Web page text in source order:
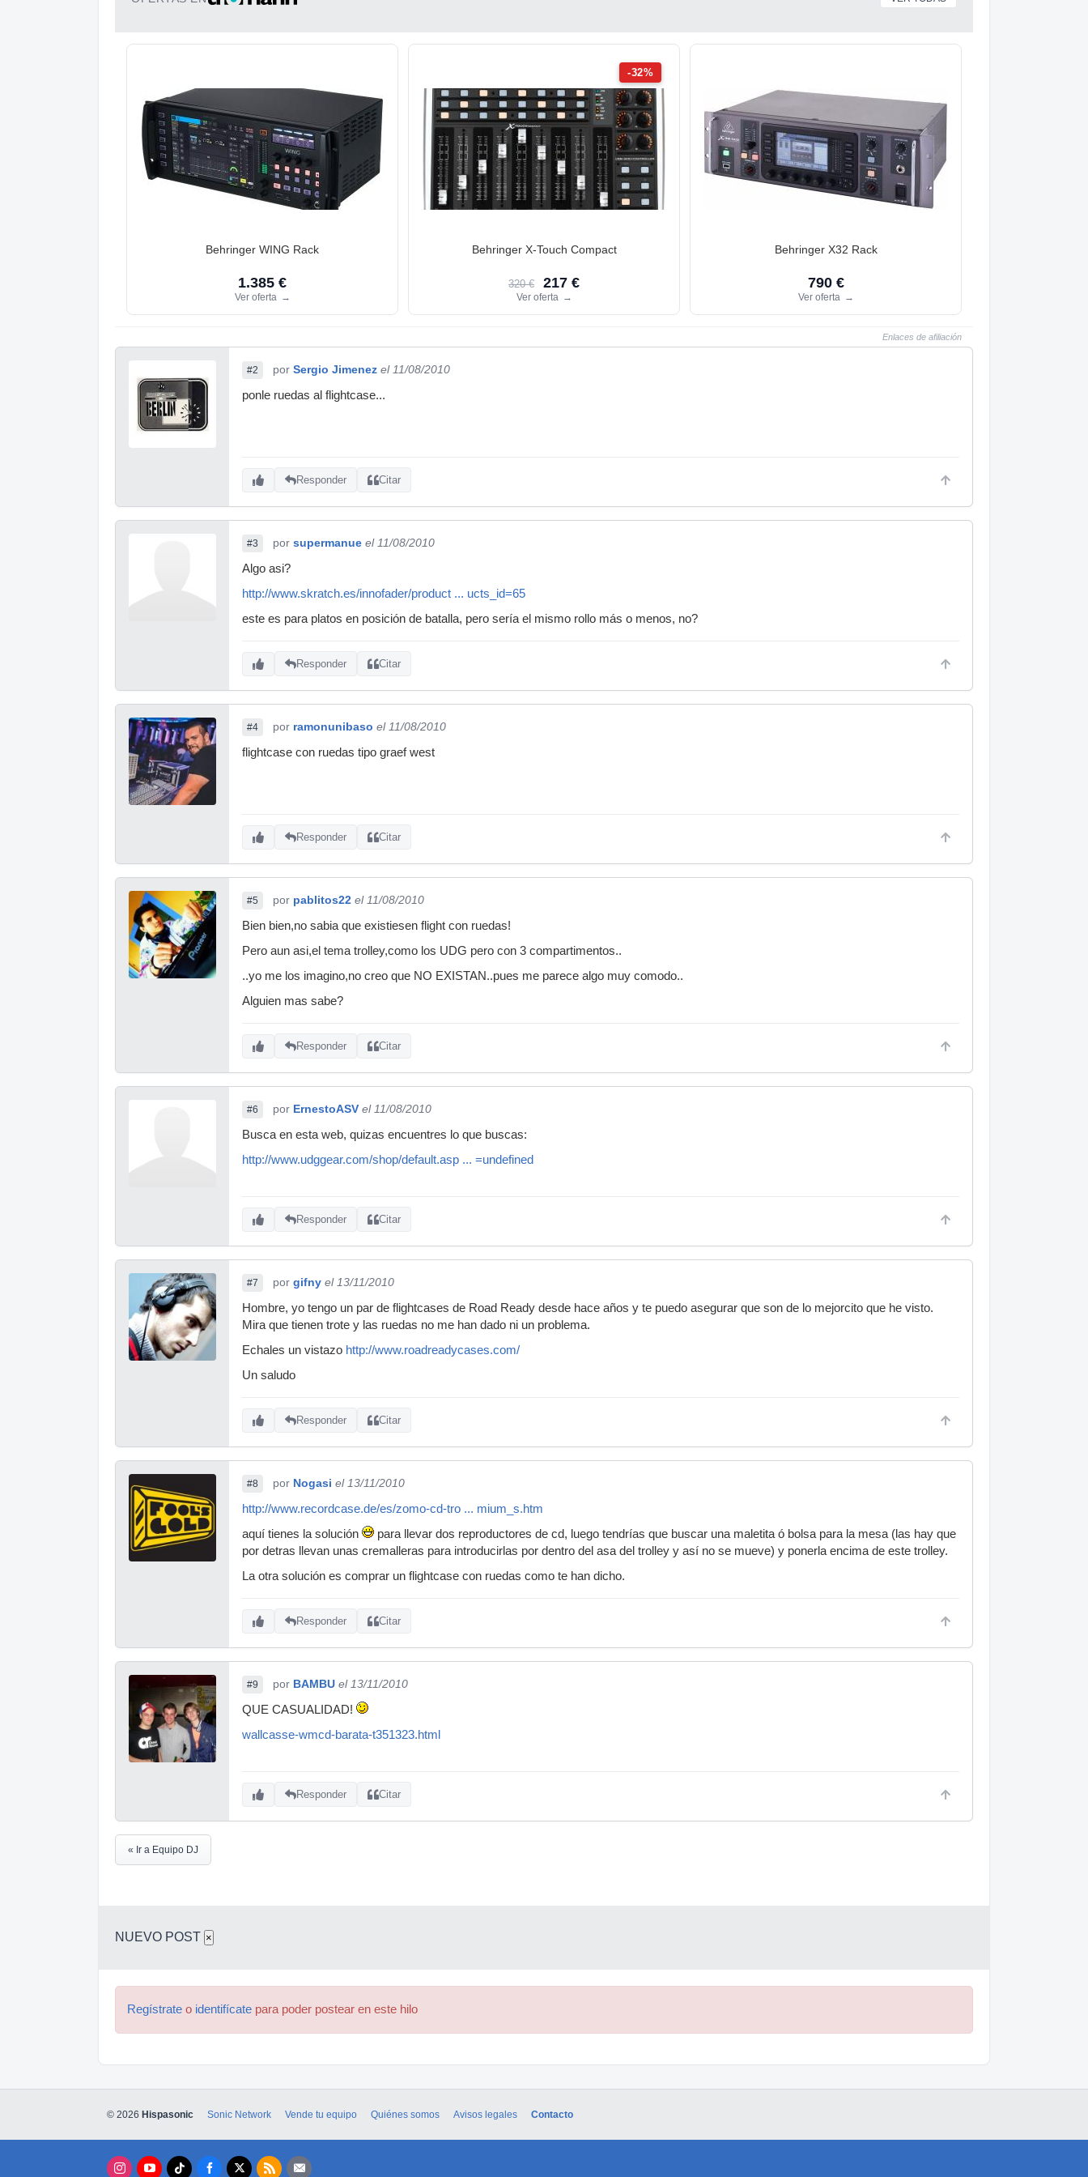
Behringer WING Rack
1.385 €
Ver oferta →
-32%
Behringer X-Touch Compact
320 € 217 €
Ver oferta →
Behringer X32 Rack
790 €
Ver oferta →
Enlaces de afiliación
#2 por Sergio Jimenez el 11/08/2010
ponle ruedas al flightcase...
Responder Citar
#3 por supermanue el 11/08/2010
Algo asi?
http://www.skratch.es/innofader/product ... ucts_id=65
este es para platos en posición de batalla, pero sería el mismo rollo más o menos, no?
Responder Citar
#4 por ramonunibaso el 11/08/2010
flightcase con ruedas tipo graef west
Responder Citar
#5 por pablitos22 el 11/08/2010
Bien bien,no sabia que existiesen flight con ruedas!
Pero aun asi,el tema trolley,como los UDG pero con 3 compartimentos..
..yo me los imagino,no creo que NO EXISTAN..pues me parece algo muy comodo..
Alguien mas sabe?
Responder Citar
#6 por ErnestoASV el 11/08/2010
Busca en esta web, quizas encuentres lo que buscas:
http://www.udggear.com/shop/default.asp ... =undefined
Responder Citar
#7 por gifny el 13/11/2010
Hombre, yo tengo un par de flightcases de Road Ready desde hace años y te puedo asegurar que son de lo mejorcito que he visto.
Mira que tienen trote y las ruedas no me han dado ni un problema.
Echales un vistazo http://www.roadreadycases.com/
Un saludo
Responder Citar
#8 por Nogasi el 13/11/2010
http://www.recordcase.de/es/zomo-cd-tro ... mium_s.htm
aquí tienes la solución
para llevar dos reproductores de cd, luego tendrías que buscar una maletita ó bolsa para la mesa (las hay que
por detras llevan unas cremalleras para introducirlas por dentro del asa del trolley y así no se mueve) y ponerla encima de este trolley.
La otra solución es comprar un flightcase con ruedas como te han dicho.
Responder Citar
#9 por BAMBU el 13/11/2010
QUE CASUALIDAD!
wallcasse-wmcd-barata-t351323.html
Responder Citar
« Ir a Equipo DJ
NUEVO POST ×
Regístrate o identifícate para poder postear en este hilo
© 2026 Hispasonic Sonic Network Vende tu equipo Quiénes somos Avisos legales Contacto